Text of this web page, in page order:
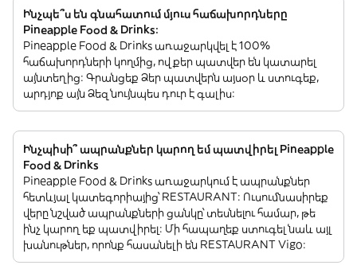
Ինչպե՞ս են գնահատում մյուս հաճախորդները
Pineapple Food & Drinks:
Pineapple Food & Drinks առաջարկվել է 100%
հաճախորդների կողմից, ովքեր պատվեր են կատարել
այնտեղից: Գրանցեք Ձեր պատվերն այսօր և ստուգեք,
արդյոք այն Ձեզ նույնպես դուր է գալիս:
Ինչպիսի՞ ապրանքներ կարող եմ պատվիրել Pineapple
Food & Drinks
Pineapple Food & Drinks առաջարկում է ապրանքներ
հետևյալ կատեգորիայից՝ RESTAURANT: Ուսումնասիրեք
վերը նշված ապրանքների ցանկը՝ տեսնելու համար, թե
ինչ կարող եք պատվիրել: Մի հապաղեք ստուգել նաև այլ
խանութներ, որոնք հասանելի են RESTAURANT Vigo: